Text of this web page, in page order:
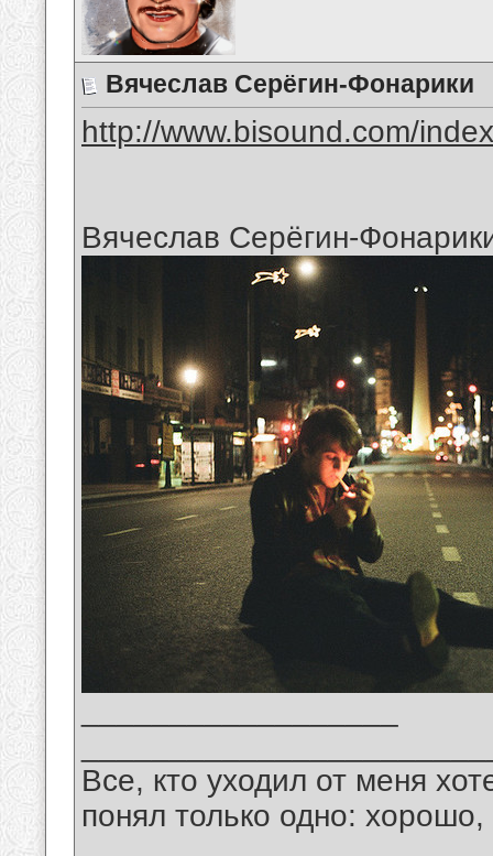
Вячеслав Серёгин-Фонарики
http://www.bisound.com/
Вячеслав Серёгин-
Все, кто уходил от меня
понял только одно: